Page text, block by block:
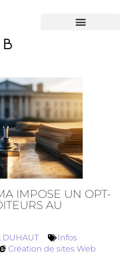
IMPOSE UN OPT-
AU
DUHAUT
Infos
Création de sites Web